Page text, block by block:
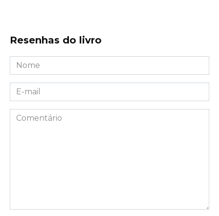
Resenhas do livro
Nome
*
E-
mail
*Comentário